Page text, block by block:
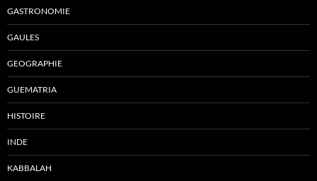
GASTRONOMIE
GAULES
GEOGRAPHIE
GUEMATRIA
HISTOIRE
INDE
KABBALAH